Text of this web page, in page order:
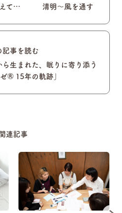
えて… 清明～風を通す
記事を読む
生まれた、眠りに寄り添う
ゼ®︎ 15年の軌跡」
関連記事